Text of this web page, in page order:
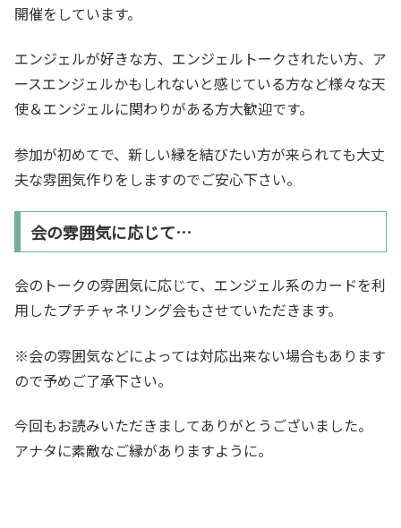
開催をしています。
エンジェルが好きな方、エンジェルトークされたい方、ア
ースエンジェルかもしれないと感じている方など様々な天
使＆エンジェルに関わりがある方大歓迎です。
参加が初めてで、新しい縁を結びたい方が来られても大丈
夫な雰囲気作りをしますのでご安心下さい。
会の雰囲気に応じて…
会のトークの雰囲気に応じて、エンジェル系のカードを利
用したプチチャネリング会もさせていただきます。
※会の雰囲気などによっては対応出来ない場合もあります
ので予めご了承下さい。
今回もお読みいただきましてありがとうございました。
アナタに素敵なご縁がありますように。